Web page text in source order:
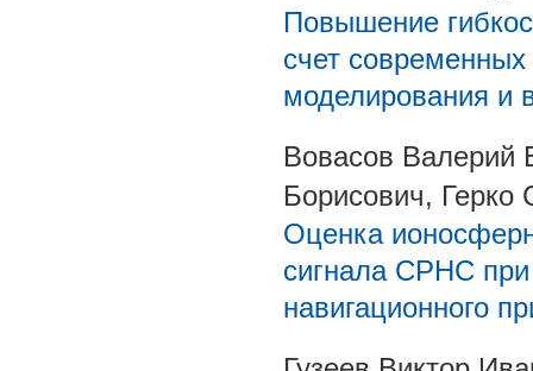
Повышение
счет современных
моделирования и
Вовасов Валерий
Борисович, Герко
Оценка
сигнала СРНС при
навигационного